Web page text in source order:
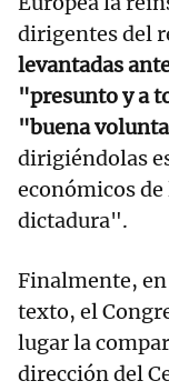
dirigentes del
levantadas
"presunto y a
"buena
dirigiéndolas
económicos
dictadura".
Finalmente,
texto, el
lugar la
dirección del